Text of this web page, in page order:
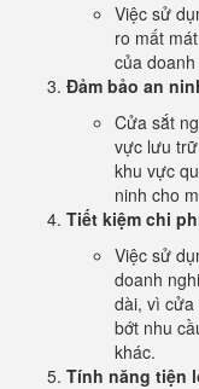
Việc sử
ro mất
của
Đảm bảo an
Cửa sắt
vực lưu
khu vực
ninh cho
Tiết kiệm chi
Việc sử
doanh
dài, vì cửa
bớt nhu
khác.
Tính năng tiện